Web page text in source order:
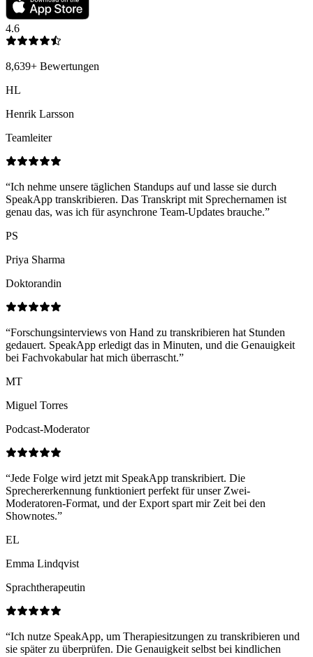
4.6
8,639+ Bewertungen
HL
Henrik Larsson
Teamleiter
“Ich nehme unsere täglichen Standups auf und lasse sie durch
SpeakApp transkribieren. Das Transkript mit Sprechernamen ist
genau das, was ich für asynchrone Team-Updates brauche.”
PS
Priya Sharma
Doktorandin
“Forschungsinterviews von Hand zu transkribieren hat Stunden
gedauert. SpeakApp erledigt das in Minuten, und die Genauigkeit
bei Fachvokabular hat mich überrascht.”
MT
Miguel Torres
Podcast-Moderator
“Jede Folge wird jetzt mit SpeakApp transkribiert. Die
Sprechererkennung funktioniert perfekt für unser Zwei-
Moderatoren-Format, und der Export spart mir Zeit bei den
Shownotes.”
EL
Emma Lindqvist
Sprachtherapeutin
“Ich nutze SpeakApp, um Therapiesitzungen zu transkribieren und
sie später zu überprüfen. Die Genauigkeit selbst bei kindlichen